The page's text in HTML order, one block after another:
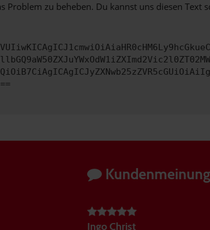
zu beheben. Du kannst uns diesen Text
Ingo Christ